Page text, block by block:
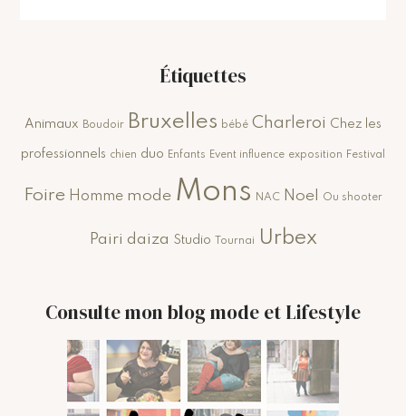
Étiquettes
Animaux Boudoir Bruxelles bébé Charleroi Chez les
professionnels chien duo Enfants Event influence exposition Festival
Foire Homme mode Mons NAC Noel Ou shooter
Pairi daiza Studio Tournai Urbex
Consulte mon blog mode et Lifestyle